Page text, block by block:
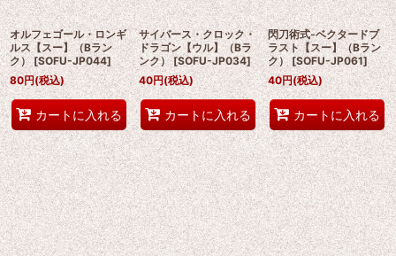
オルフェゴール・ロンギ
ルス【スー】（Bラン
ク） [SOFU-JP044]
80円(税込)
カートに入れる
サイバース・クロック・
ドラゴン【ウル】（Bラ
ンク） [SOFU-JP034]
40円(税込)
カートに入れる
閃刀術式-ベクタードブ
ラスト【スー】（Bラン
ク） [SOFU-JP061]
40円(税込)
カートに入れる